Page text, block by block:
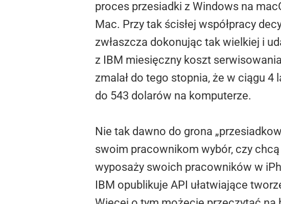
proces przesiadki z Windows na
Mac. Przy tak ścisłej współpracy
zwłaszcza dokonując tak wielkiej i
z IBM miesięczny koszt
zmalał do tego stopnia, że w ciągu
do 543 dolarów na komputerze.
Nie tak dawno do grona
swoim pracownikom wybór, czy
wyposaży swoich pracowników w
IBM opublikuje API ułatwiające